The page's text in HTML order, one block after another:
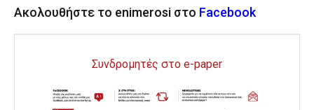
Ακολουθήστε το enimerosi στο Facebook
Συνδρομητές στο e-paper